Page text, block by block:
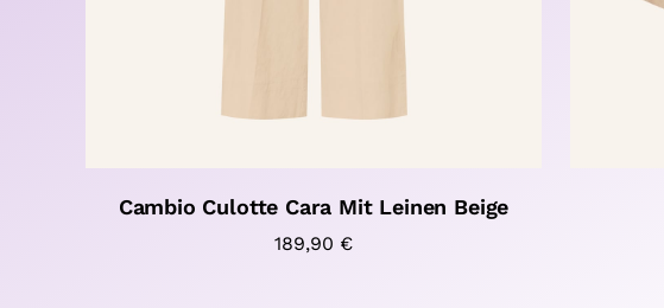
Cambio Culotte Cara Mit Leinen Beige
189,90 €